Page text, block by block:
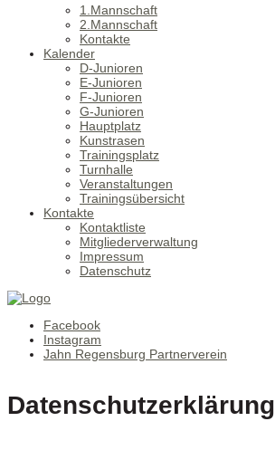
1.Mannschaft
2.Mannschaft
Kontakte
Kalender
D-Junioren
E-Junioren
F-Junioren
G-Junioren
Hauptplatz
Kunstrasen
Trainingsplatz
Turnhalle
Veranstaltungen
Trainingsübersicht
Kontakte
Kontaktliste
Mitgliederverwaltung
Impressum
Datenschutz
Facebook
Instagram
Jahn Regensburg Partnerverein
Datenschutzerklärung